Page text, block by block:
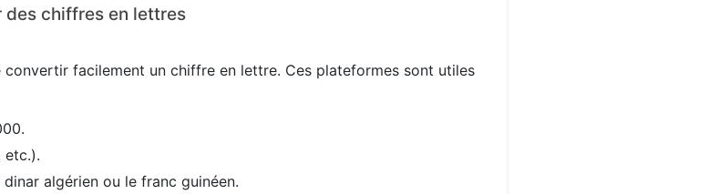
des chiffres en lettres
facilement un chiffre en lettre. Ces plateformes sont utiles
etc.).
algérien ou le franc guinéen.